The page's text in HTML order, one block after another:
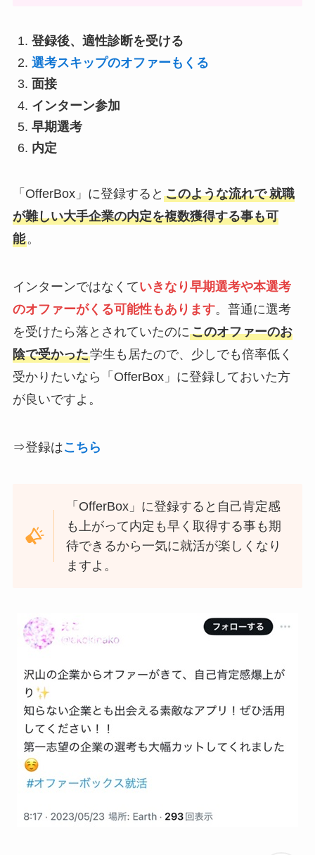
登録後、適性診断を受ける
選考スキップのオファーもくる
面接
インターン参加
早期選考
内定
「OfferBox」に登録すると このような流れで 就職
が難しい大手企業の内定を複数獲得する事も可
能。
インターンではなくていきなり早期選考や本選考
のオファーがくる可能性もあります。普通に選考
を受けたら落とされていたのにこのオファーのお
陰で受かった学生も居たので、少しでも倍率低く
受かりたいなら「OfferBox」に登録しておいた方
が良いですよ。
⇒登録はこちら
「OfferBox」に登録すると自己肯定感
も上がって内定も早く取得する事も期
待できるから一気に就活が楽しくなり
ますよ。